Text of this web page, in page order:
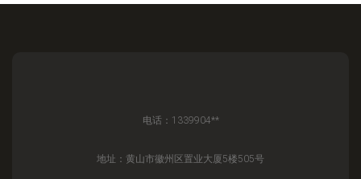
电话：1339904**
地址：黄山市徽州区置业大厦5楼505号